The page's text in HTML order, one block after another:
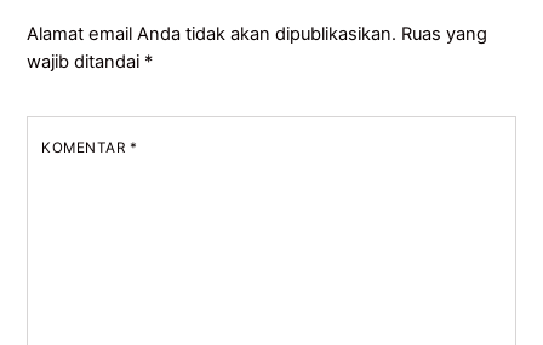
Alamat email Anda tidak akan dipublikasikan. Ruas yang
wajib ditandai *
KOMENTAR *